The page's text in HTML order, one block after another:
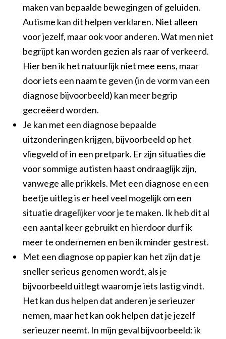
maken van bepaalde bewegingen of geluiden.
Autisme kan dit helpen verklaren. Niet alleen
voor jezelf, maar ook voor anderen. Wat men niet
begrijpt kan worden gezien als raar of verkeerd.
Hier ben ik het natuurlijk niet mee eens, maar
door iets een naam te geven (in de vorm van een
diagnose bijvoorbeeld) kan meer begrip
gecreëerd worden.
Je kan met een diagnose bepaalde
uitzonderingen krijgen, bijvoorbeeld op het
vliegveld of in een pretpark. Er zijn situaties die
voor sommige autisten haast ondraaglijk zijn,
vanwege alle prikkels. Met een diagnose en een
beetje uitleg is er heel veel mogelijk om een
situatie dragelijker voor je te maken. Ik heb dit al
een aantal keer gebruikt en hierdoor durf ik
meer te ondernemen en ben ik minder gestrest.
Met een diagnose op papier kan het zijn dat je
sneller serieus genomen wordt, als je
bijvoorbeeld uitlegt waarom je iets lastig vindt.
Het kan dus helpen dat anderen je serieuzer
nemen, maar het kan ook helpen dat je jezelf
serieuzer neemt. In mijn geval bijvoorbeeld: ik